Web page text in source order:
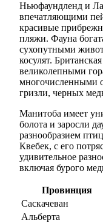
Ньюфаундленд и
впечатляющими
красивые
пляжи. Фауна
сухопутными
косулят.
великолепными
многочисленными
гризли, черных
Манитоба имеет
болота и заросли
разнообразием
Квебек, с его
удивительное
включая бурого
Провинция
Саскачеван
Альберта